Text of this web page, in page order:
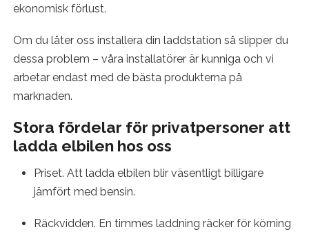
ekonomisk förlust.
Om du låter oss installera din laddstation så slipper du
dessa problem – våra installatörer är kunniga och vi
arbetar endast med de bästa produkterna på
marknaden.
Stora fördelar för privatpersoner att
ladda elbilen hos oss
Priset. Att ladda elbilen blir väsentligt billigare
jämfört med bensin.
Räckvidden. En timmes laddning räcker för körning